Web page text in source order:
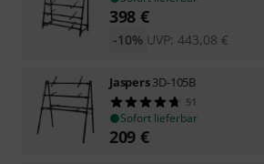
398 €
UVP: 443,08 €
-10%
Jaspers3D-105B
51
Sofort lieferbar
209 €